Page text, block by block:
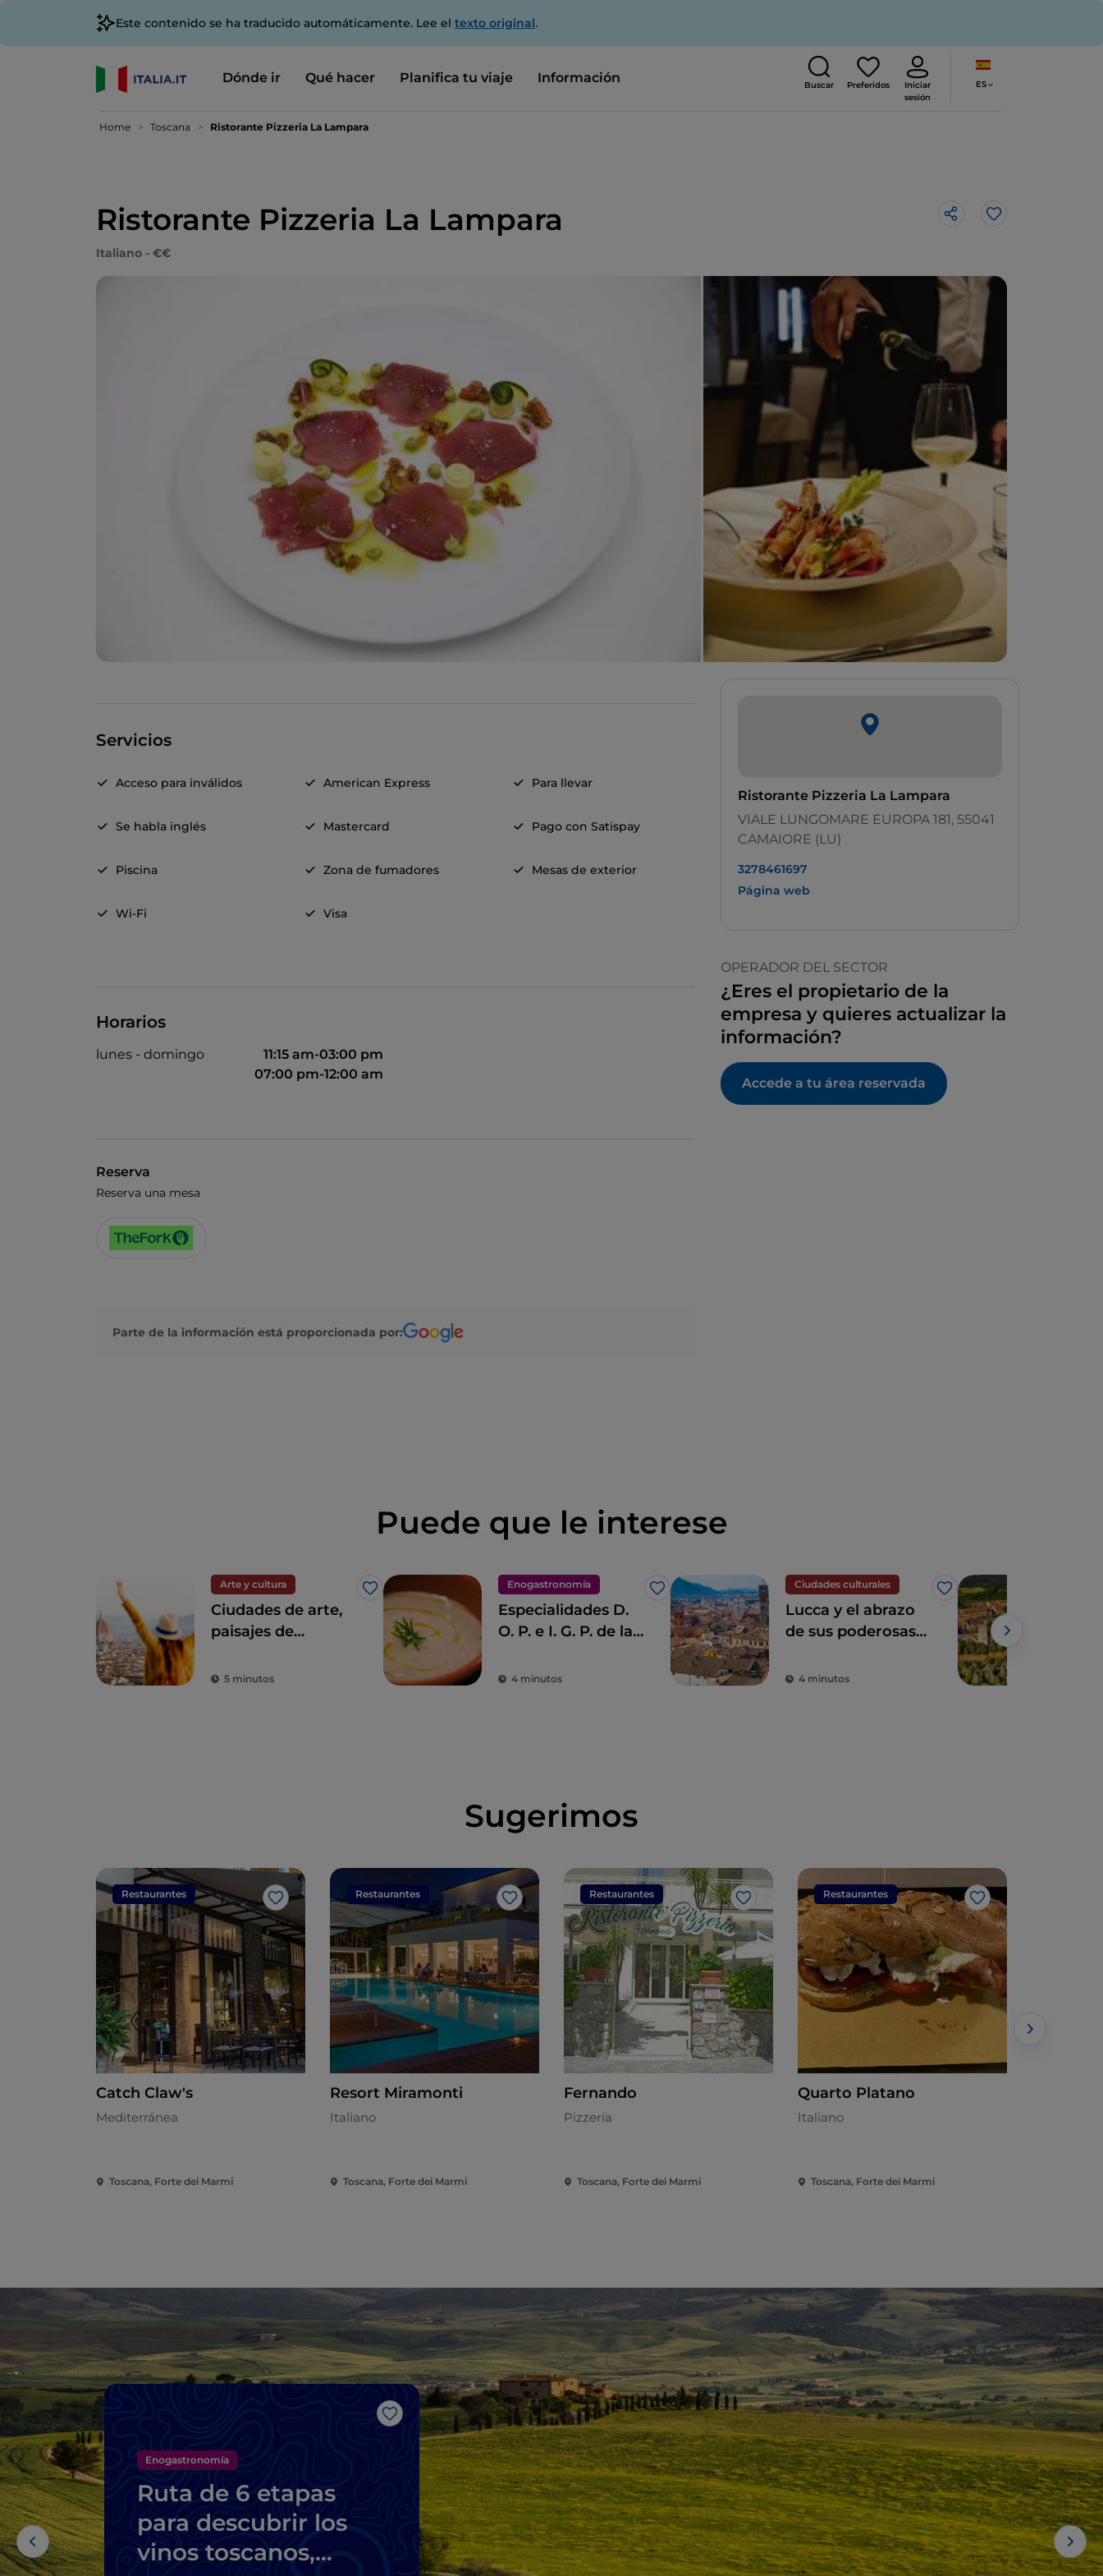
Este contenido se ha traducido automáticamente. Lee el texto original.
Dónde ir Qué hacer Planifica tu viaje Información Buscar Preferidos
Iniciar
sesión
ES
Home Toscana Ristorante Pizzeria La Lampara
Ristorante Pizzeria La Lampara Me gusta
Italiano - €€
Servicios
Acceso para inválidos American Express Para llevar
Se habla inglés Mastercard Pago con Satispay
Piscina Zona de fumadores Mesas de exterior
Wi-Fi Visa
Horarios
lunes - domingo
11:15 am-03:00 pm
07:00 pm-12:00 am
Reserva
Reserva una mesa
Parte de la información está proporcionada por:
Ristorante Pizzeria La Lampara
VIALE LUNGOMARE EUROPA 181, 55041
CAMAIORE (LU)
3278461697
Página web
OPERADOR DEL SECTOR
¿Eres el propietario de la
empresa y quieres actualizar la
información?
Accede a tu área reservada
Puede que le interese
Arte y cultura
Me gusta
Ciudades de arte,
paisajes de
comida: Toscana es
5 minutos
Enogastronomía
Me gusta
Especialidades D.
O. P. e I. G. P. de la
4 minutos
Ciudades culturales
Me gusta
Lucca y el abrazo
de sus poderosas
4 minutos
Sugerimos
Restaurantes
Me gusta
Catch Claw's
Mediterránea
Toscana, Forte dei Marmi
Restaurantes
Me gusta
Resort Miramonti
Italiano
Toscana, Forte dei Marmi
Restaurantes
Me gusta
Fernando
Pizzería
Toscana, Forte dei Marmi
Restaurantes
Me gusta
Quarto Platano
Italiano
Toscana, Forte dei Marmi
Me gusta
Enogastronomía
Ruta de 6 etapas
para descubrir los
vinos toscanos,